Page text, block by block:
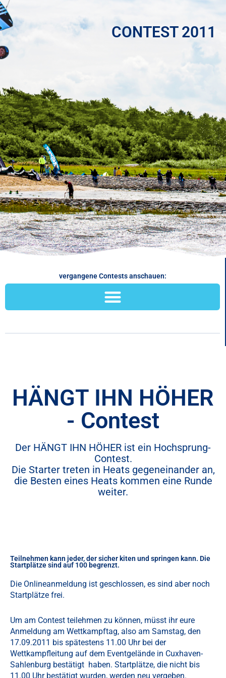
CONTEST 2011
vergangene Contests anschauen:
HÄNGT IHN HÖHER
- Contest
Der HÄNGT IHN HÖHER ist ein Hochsprung-
Contest.
Die Starter treten in Heats gegeneinander an,
die Besten eines Heats kommen eine Runde
weiter.
Teilnehmen kann jeder, der sicher kiten und springen kann. Die
Startplätze sind auf 100 begrenzt.
Die Onlineanmeldung ist geschlossen, es sind aber noch
Startplätze frei.
Um am Contest teilehmen zu können, müsst ihr eure
Anmeldung am Wettkampftag, also am Samstag, den
17.09.2011 bis spätestens 11.00 Uhr bei der
Wettkampfleitung auf dem Eventgelände in Cuxhaven-
Sahlenburg bestätigt haben. Startplätze, die nicht bis
11.00 Uhr bestätigt wurden, werden neu vergeben.